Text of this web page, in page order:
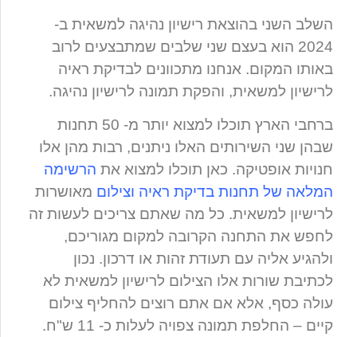
השלב השני בהוצאת רישיון נהיגה למשאית ב-
2024 הוא בעצם שני שלבים שמתבצעים לרוב
באותו המקום. אנחנו מתכוונים לבדיקת ראיה
לרישיון למשאית, והפקת תמונה לרישיון נהיגה.
ברחבי הארץ תוכלו למצוא יותר מ- 50 תחנות
שבהן שני השירותים האלו ניתנים, רבות מהן אלו
חנויות אופטיקה. כאן תוכלו למצוא את הרשימה
המלאה של תחנות בדיקת ראיה וצילום מאושרות
לרישיון למשאית. כל מה שאתם צריכים לעשות זה
לחפש את התחנה הקרובה למקום מגוריכם,
ולהגיע אליה עם תעודת זהות או דרכון. נכון
לכתיבת שורות אלו הצילום לרישיון למשאית לא
עולה כסף, אלא אם אתם רוצים להחליף צילום
קיים – החלפת תמונה צפויה לעלות כ- 11 ש"ח.